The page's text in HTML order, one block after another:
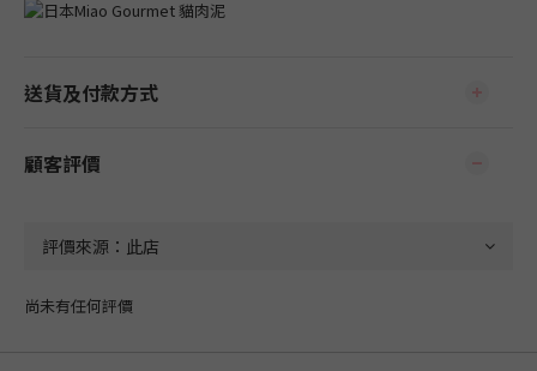
送貨及付款方式
顧客評價
尚未有任何評價